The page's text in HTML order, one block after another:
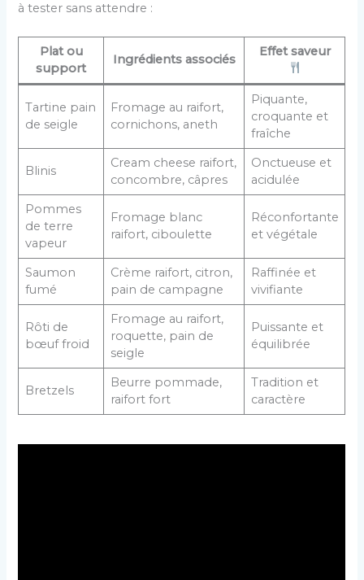
à tester sans attendre :
Plat ou
support
Ingrédients associés
Effet saveur
Tartine pain
de seigle
Fromage au raifort,
cornichons, aneth
Piquante,
croquante et
fraîche
Blinis
Cream cheese raifort,
concombre, câpres
Onctueuse et
acidulée
Pommes
de terre
vapeur
Fromage blanc
raifort, ciboulette
Réconfortante
et végétale
Saumon
fumé
Crème raifort, citron,
pain de campagne
Raffinée et
vivifiante
Rôti de
bœuf froid
Fromage au raifort,
roquette, pain de
seigle
Puissante et
équilibrée
Bretzels
Beurre pommade,
raifort fort
Tradition et
caractère